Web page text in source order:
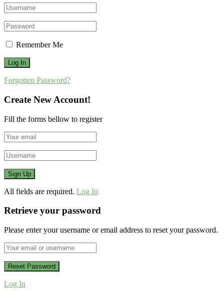
Remember Me
Forgotten Password?
Create New Account!
Fill the forms bellow to register
All fields are required. Log In
Retrieve your password
Please enter your username or email address to reset your password.
Log In